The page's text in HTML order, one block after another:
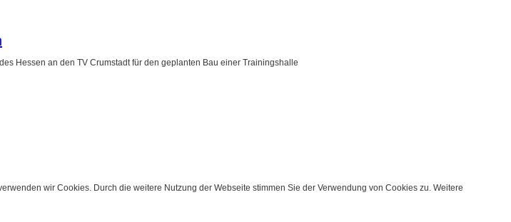
Hessen an den TV Crumstadt für den geplanten Bau einer Trainingshalle
wir Cookies. Durch die weitere Nutzung der Webseite stimmen Sie der Verwendung von Cookies zu. Weitere